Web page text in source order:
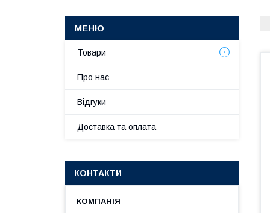
Товари
Про нас
Відгуки
Доставка та оплата
КОНТАКТИ